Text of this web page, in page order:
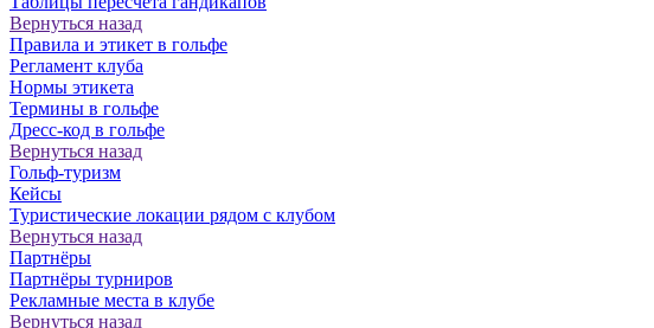
Вернуться назад
Правила и этикет в гольфе
Регламент клуба
Нормы этикета
Термины в гольфе
Дресс-код в гольфе
Вернуться назад
Гольф-туризм
Кейсы
Туристические локации рядом с клубом
Вернуться назад
Партнёры
Партнёры турниров
Рекламные места в клубе
Вернуться назад